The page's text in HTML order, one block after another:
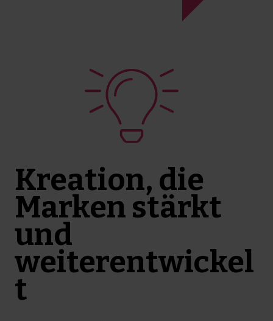
Kreation, die
Marken stärkt
und
weiterentwickel
t